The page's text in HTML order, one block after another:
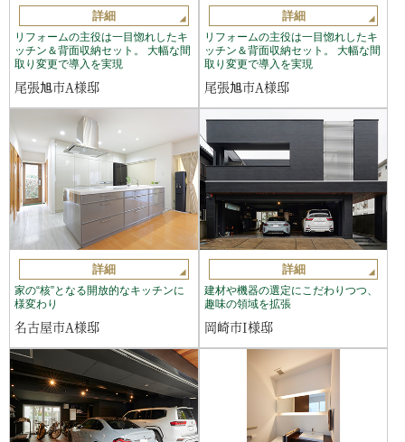
詳細
リフォームの主役は一目惚れしたキ
ッチン＆背面収納セット。 大幅な間
取り変更で導入を実現
尾張旭市A様邸
詳細
リフォームの主役は一目惚れしたキ
ッチン＆背面収納セット。 大幅な間
取り変更で導入を実現
尾張旭市A様邸
詳細
家の“核”となる開放的なキッチンに
様変わり
名古屋市A様邸
詳細
建材や機器の選定にこだわりつつ、
趣味の領域を拡張
岡崎市I様邸